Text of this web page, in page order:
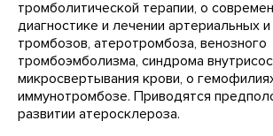
тромболитической терапии, о
диагностике и лечении артериальных
тромбозов, атеротромбоза, венозного
тромбоэмболизма, синдрома
микросвертывания крови, о
иммунотромбозе. Приводятся
развитии атеросклероза.